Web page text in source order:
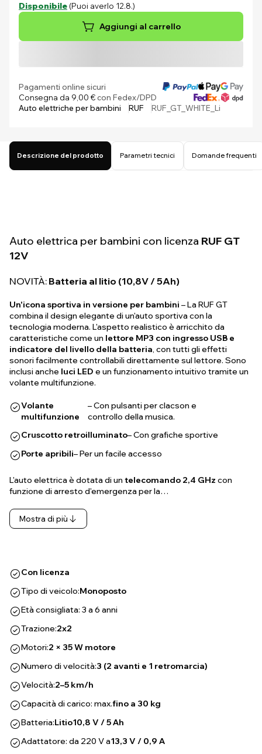
Disponibile (Puoi averlo 12.8.)
Aggiungi al carrello
Pagamenti online sicuri
Consegna da 9,00 €con Fedex/DPD
Auto elettriche per bambini
RUF RUF_GT_WHITE_Li
Descrizione del prodotto Parametri tecnici Domande frequenti
Auto elettrica per bambini con licenza RUF GT
12V
NOVITÀ: Batteria al litio (10,8V / 5Ah)
Un'icona sportiva in versione per bambini – La RUF GT
combina il design elegante di un'auto sportiva con la
tecnologia moderna. L'aspetto realistico è arricchito da
caratteristiche come un lettore MP3 con ingresso USB e
indicatore del livello della batteria, con tutti gli effetti
sonori facilmente controllabili direttamente sul lettore. Sono
inclusi anche luci LED e un funzionamento intuitivo tramite un
volante multifunzione.
Volante
multifunzione
– Con pulsanti per clacson e
controllo della musica.
Cruscotto retroilluminato– Con grafiche sportive
Porte apribili– Per un facile accesso
L'auto elettrica è dotata di un telecomando 2,4 GHz con
funzione di arresto d'emergenza per la…
Mostra di più
Con licenza
Tipo di veicolo:Monoposto
Età consigliata: 3 a 6 anni
Trazione:2x2
Motori:2 × 35 W motore
Numero di velocità:3 (2 avanti e 1 retromarcia)
Velocità:2–5 km/h
Capacità di carico: max.fino a 30 kg
Batteria:Litio10,8 V / 5 Ah
Adattatore: da 220 V a13,3 V / 0,9 A